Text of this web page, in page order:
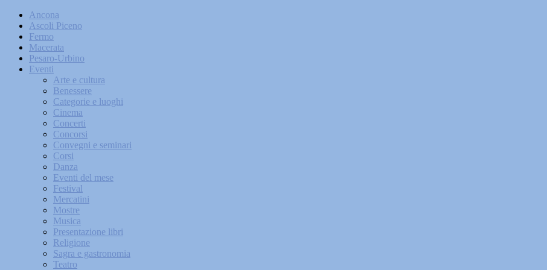
Ancona
Ascoli Piceno
Fermo
Macerata
Pesaro-Urbino
Eventi
Arte e cultura
Benessere
Categorie e luoghi
Cinema
Concerti
Concorsi
Convegni e seminari
Corsi
Danza
Eventi del mese
Festival
Mercatini
Mostre
Musica
Presentazione libri
Religione
Sagra e gastronomia
Teatro